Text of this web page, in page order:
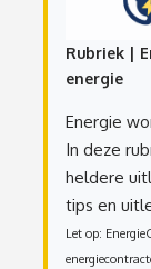
Rubriek |
energie
Energie
In deze
heldere
tips en
Let op: